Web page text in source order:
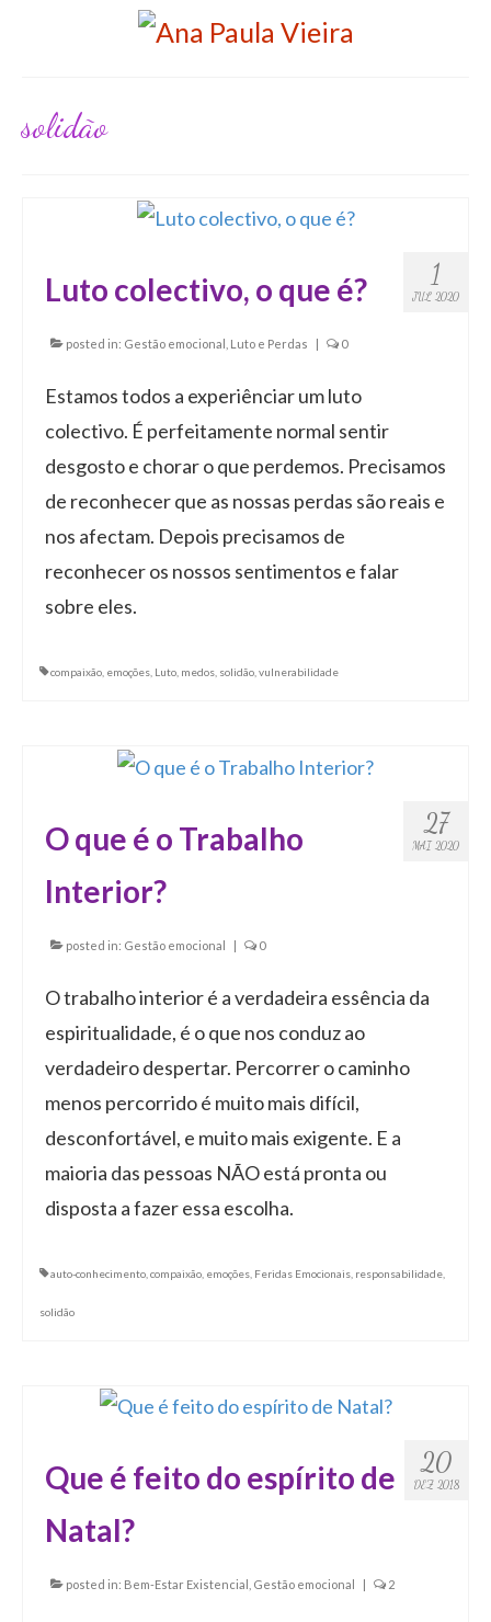
solidão
1
JUL 2020
Luto colectivo, o que é?
posted in: Gestão emocional Luto e Perdas 0
Estamos todos a experiênciar um luto
colectivo. É perfeitamente normal sentir
desgosto e chorar o que perdemos. Precisamos
de reconhecer que as nossas perdas são reais e
nos afectam. Depois precisamos de
reconhecer os nossos sentimentos e falar
sobre eles.
compaixão emoções Luto medos solidão vulnerabilidade
27
MAI 2020
O que é o Trabalho
Interior?
posted in: Gestão emocional | 0
O trabalho interior é a verdadeira essência da
espiritualidade, é o que nos conduz ao
verdadeiro despertar. Percorrer o caminho
menos percorrido é muito mais difícil,
desconfortável, e muito mais exigente. E a
maioria das pessoas NÃO está pronta ou
disposta a fazer essa escolha.
auto-conhecimento compaixão emoções Feridas Emocionais responsabilidade
solidão
20
DEZ 2018
Que é feito do espírito de
Natal?
posted in: Bem-Estar Existencial Gestão emocional | 2